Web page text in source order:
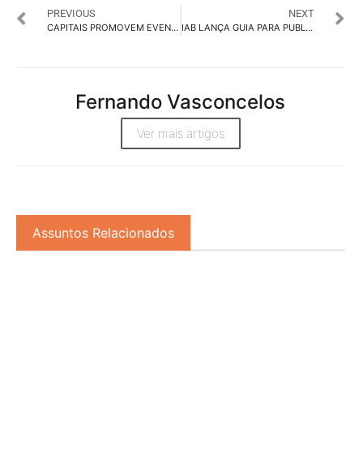
PREVIOUS
CAPITAIS PROMOVEM EVENTOS-TESTE PARA RETOMADA DE ATIVIDADES CULTURAIS
NEXT
IAB LANÇA GUIA PARA PUBLICIDADE EM VIDEO E TV CONECTADA
Fernando Vasconcelos
Ver mais artigos
Assuntos Relacionados